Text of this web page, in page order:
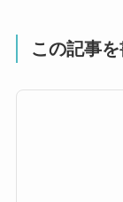
この記事